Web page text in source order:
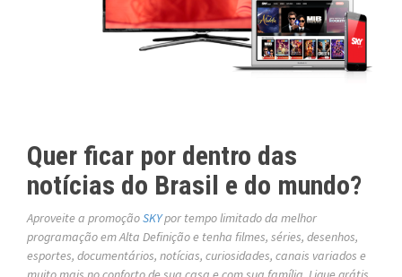
Quer ficar por dentro das
notícias do Brasil e do mundo?
Aproveite a promoçãoSKYpor tempo limitado da melhor
programação em Alta Definição e tenha filmes, séries, desenhos,
esportes, documentários, notícias, curiosidades, canais variados e